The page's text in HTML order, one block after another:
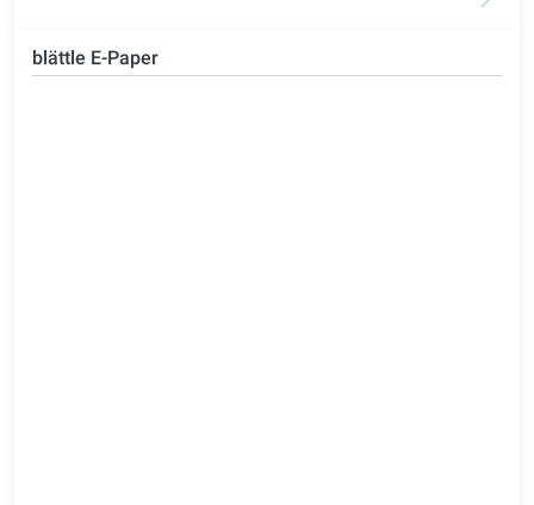
blättle E-Paper